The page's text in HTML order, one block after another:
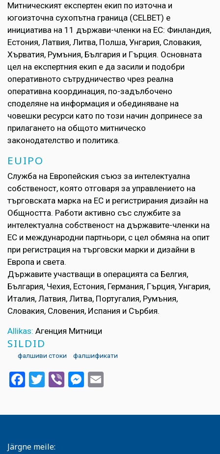
Митническият експертен екип по източна и
югоизточна сухопътна граница (CELBET) е
инициатива на 11 държави-членки на ЕС: Финландия,
Естония, Латвия, Литва, Полша, Унгария, Словакия,
Хърватия, Румъния, България и Гърция. Основната
цел на експертния екип е да засили и подобри
оперативното сътрудничество чрез реална
оперативна координация, по-задълбочено
споделяне на информация и обединяване на
човешки ресурси като по този начин допринесе за
прилагането на общото митническо
законодателство и политика.
EUIPO
Служба на Европейския съюз за интелектуална
собственост, която отговаря за управлението на
търговската марка на ЕС и регистрирания дизайн на
Общността. Работи активно със службите за
интелектуална собственост на държавите-членки на
ЕС и международни партньори, с цел обмяна на опит
при регистрация на търговски марки и дизайни в
Европа и света.
Държавите участващи в операцията са Белгия,
България, Чехия, Естония, Германия, Гърция, Унгария,
Италия, Латвия, Литва, Португалия, Румъния,
Словакия, Словения, Испания и Сърбия.
Allikas: Агенция Митници
SILDID
фалшиви стоки фалшификати
Facebook
Twitter
ViberMessenger
Järgne meile: